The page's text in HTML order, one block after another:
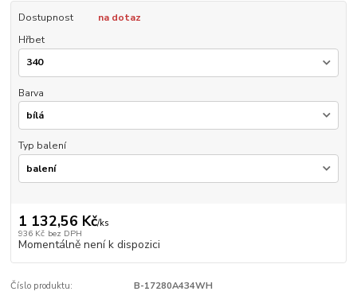
Dostupnost
na dotaz
Hřbet
Barva
Typ balení
1 132,56 Kč/ks
936 Kč bez DPH
Momentálně není k dispozici
Číslo produktu: B-17280A434WH